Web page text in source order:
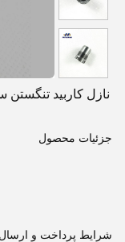
نازل کاربید
جزئیات محصول
شرایط پرداخت و ارسال